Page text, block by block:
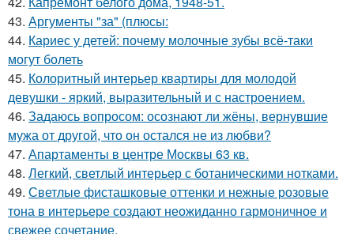
43. Аргументы "за" (плюсы:
44. Кариес у детей: почему молочные зубы всё-таки
могут болеть
45. Колоритный интерьер квартиры для молодой
девушки - яркий, выразительный и с настроением.
46. Задаюсь вопросом: осознают ли жёны, вернувшие
мужа от другой, что он остался не из любви?
47. Апартаменты в центре Москвы 63 кв.
48. Легкий, светлый интерьер с ботаническими нотками.
49. Светлые фисташковые оттенки и нежные розовые
тона в интерьере создают неожиданно гармоничное и
свежее сочетание.